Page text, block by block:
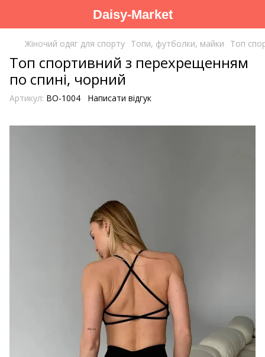
Daisy-Market
Жіночий одяг для спорту Топи, футболки, майки Топ
Топ спортивний з перехрещенням
по спині, чорний
Артикул: BO-1004 Написати відгук